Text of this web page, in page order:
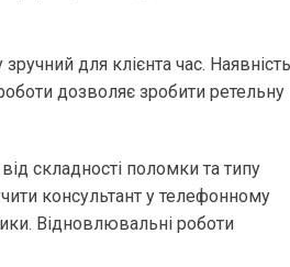
для клієнта час. Наявність
дозволяє зробити ретельну
складності поломки та типу
консультант у телефонному
Відновлювальні роботи